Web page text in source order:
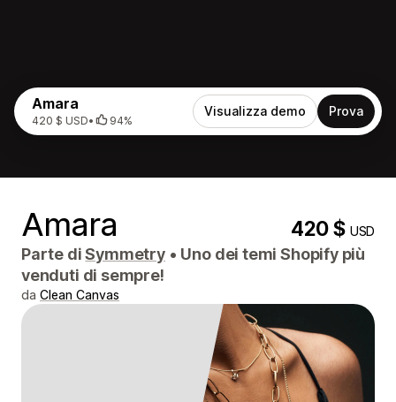
Amara
420 $ USD• 94%
Visualizza demo Prova
Amara 420 $USD
Parte diSymmetry • Uno dei temi Shopify più
venduti di sempre!
da Clean Canvas